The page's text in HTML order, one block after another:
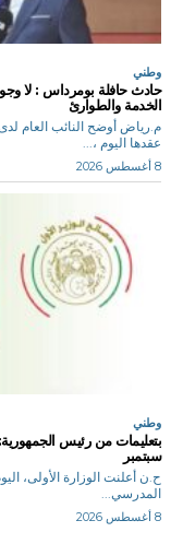
وطني
حادث حافلة بومرداس : لا
الخدمة والطوارئ
م.رياض أوضح النائب
عقدها اليوم ،...
8 أغسطس 2026
وطني
سبتمبر
ح.ن أعلنت الوزارة الأولى،
المدرسي...
8 أغسطس 2026